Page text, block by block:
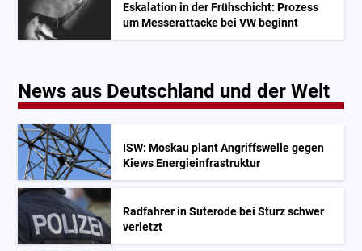
Eskalation in der Frühschicht: Prozess
um Messerattacke bei VW beginnt
News aus Deutschland und der Welt
ISW: Moskau plant Angriffswelle gegen
Kiews Energieinfrastruktur
Radfahrer in Suterode bei Sturz schwer
verletzt